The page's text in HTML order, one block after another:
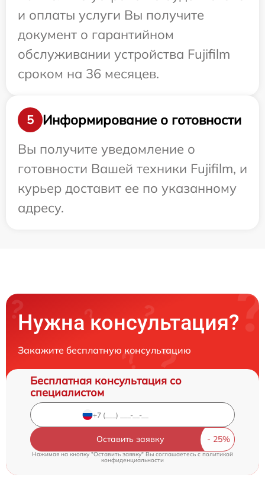
и оплаты услуги Вы получите
документ о гарантийном
обслуживании устройства Fujifilm
сроком на 36 месяцев.
5
Информирование о готовности
Вы получите уведомление о
готовности Вашей техники Fujifilm, и
курьер доставит ее по указанному
адресу.
Нужна консультация?
Закажите бесплатную консультацию
Бесплатная консультация со
специалистом
Оставить заявку
Нажимая на кнопку "Оставить заявку" Вы соглашаетесь c политикой
конфиденциальности